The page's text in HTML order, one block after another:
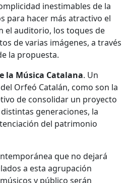
inestimables de la
para hacer más atractivo el
el auditorio, los toques de
de varias imágenes, a través
la propuesta.
la Música Catalana. Un
Orfeó Catalán, como son la
de consolidar un proyecto
generaciones, la
del patrimonio
que no dejará
a esta agrupación
y público serán